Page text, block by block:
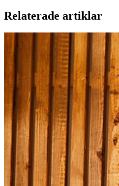
Relaterade artiklar